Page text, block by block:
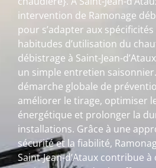
intervention de Ramonage
pour s’adapter aux
habitudes d’utilisation du
débistrage à Saint-Jean-
un simple entretien
démarche globale de
améliorer le tirage, optimiser
énergétique et prolonger la
installations. Grâce à une
sécurité et la fiabilité,
Saint-Jean-d’Ataux contribue